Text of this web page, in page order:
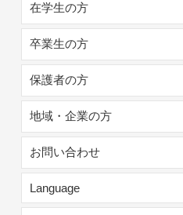
在学生の方
卒業生の方
保護者の方
地域・企業の方
お問い合わせ
Language